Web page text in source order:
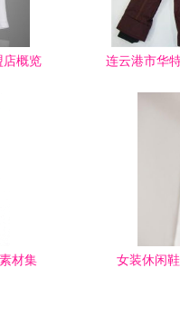
店概览
连云港市华
材集 女装休闲